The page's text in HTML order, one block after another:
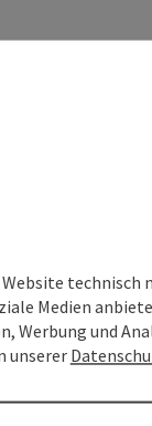
Medien
Werbung und
unserer